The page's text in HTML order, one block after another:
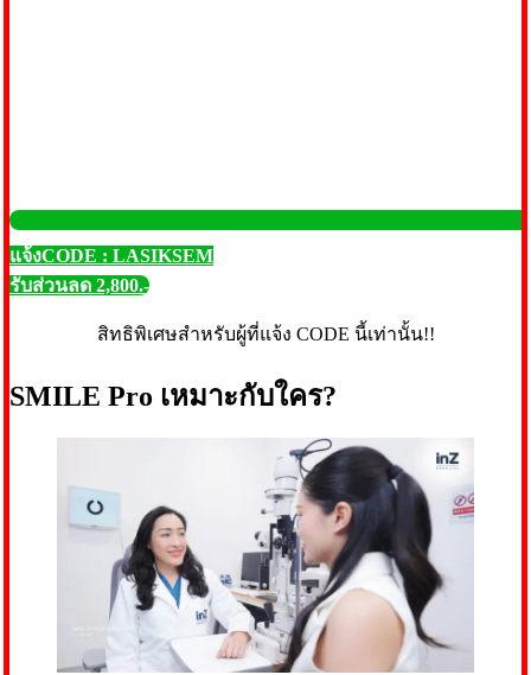
แจ้งCODE : LASIKSEM
รับส่วนลด 2,800.-
สิทธิพิเศษสำหรับผู้ที่แจ้ง CODE นี้เท่านั้น!!
SMILE Pro เหมาะกับใคร?